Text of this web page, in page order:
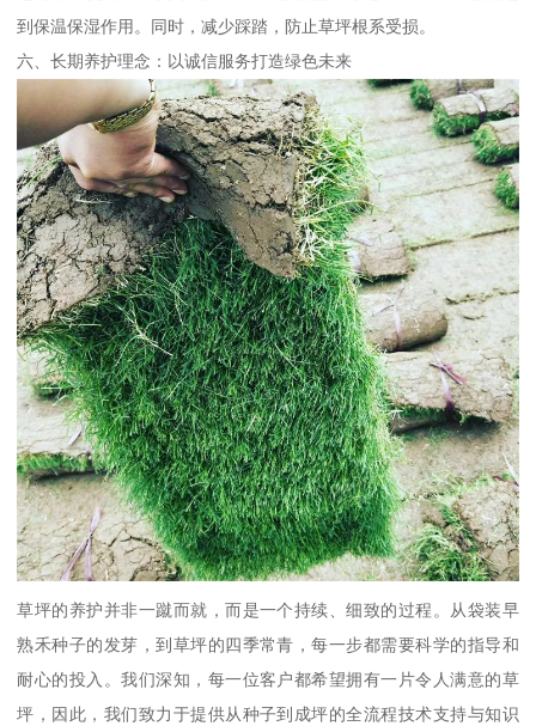
到保温保湿作用。同时，减少踩踏，防止草坪根系受损。
六、长期养护理念：以诚信服务打造绿色未来
草坪的养护并非一蹴而就，而是一个持续、细致的过程。从袋装早
熟禾种子的发芽，到草坪的四季常青，每一步都需要科学的指导和
耐心的投入。我们深知，每一位客户都希望拥有一片令人满意的草
坪，因此，我们致力于提供从种子到成坪的全流程技术支持与知识